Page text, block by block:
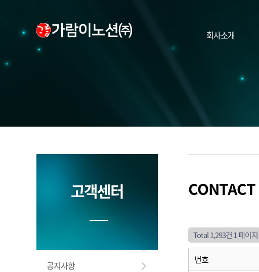
회사소개
고객센터
공지사항
Total 1,293건 1 페이지
번호